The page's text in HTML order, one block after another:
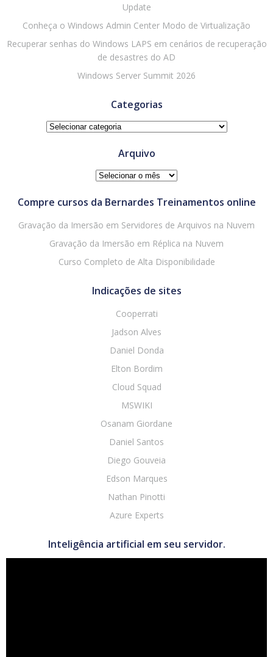
Update
Conheça o Windows Admin Center Modo de Virtualização
Recuperar senhas do Windows LAPS em cenários de recuperação
de desastres do AD
Windows Server Summit 2026
Categorias
Categorias
Arquivo
Arquivo
Compre cursos da Bernardes Treinamentos online
Gravação da Imersão em Servidores de Arquivos na Nuvem
Gravação da Imersão em Réplica na Nuvem
Curso Completo de Alta Disponibilidade
Indicações de sites
Cooperrati
Jadson Alves
Daniel Donda
Elton Bordim
Cloud Squad
MSWIKI
Osanam Giordane
Daniel Santos
Diego Gouveia
Edson Marques
Nathan Pinotti
Azure Experts
Inteligência artificial em seu servidor.